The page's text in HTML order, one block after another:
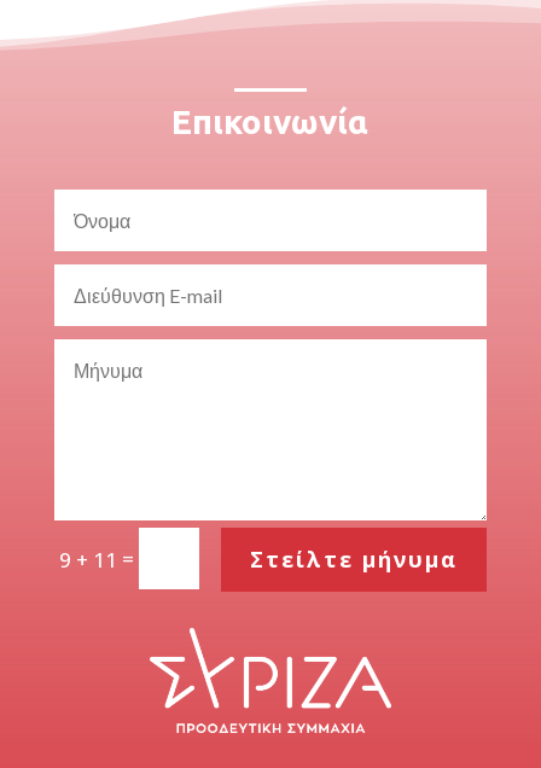
Επικοινωνία
9 + 11 = Στείλτε μήνυμα